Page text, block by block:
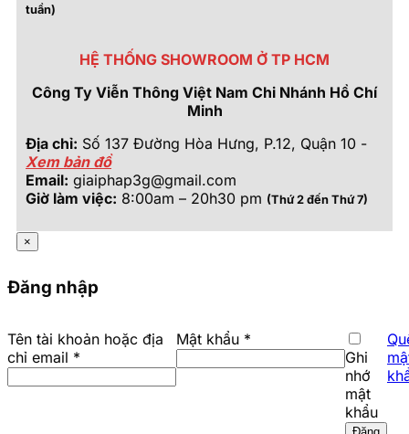
tuần)
HỆ THỐNG SHOWROOM Ở TP HCM
Công Ty Viễn Thông Việt Nam Chi Nhánh Hồ Chí
Minh
Địa chỉ: Số 137 Đường Hòa Hưng, P.12, Quận 10 -
Xem bản đồ
Email: giaiphap3g@gmail.com
Giờ làm việc: 8:00am – 20h30 pm (Thứ 2 đến Thứ 7)
×
Đăng nhập
Tên tài khoản hoặc địa
chỉ email *
Mật khẩu *
Ghi
nhớ
mật
khẩu